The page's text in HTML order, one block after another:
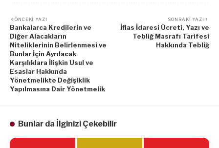
ÖNCEKI YAZI
Bankalarca Kredilerin ve
Diğer Alacakların
Niteliklerinin Belirlenmesi ve
Bunlar İçin Ayrılacak
Karşılıklara İlişkin Usul ve
Esaslar Hakkında
Yönetmelikte Değişiklik
Yapılmasına Dair Yönetmelik
SONRAKI YAZI
İflas İdaresi Ücreti, Yazı ve
Tebliğ Masrafı Tarifesi
Hakkında Tebliğ
Bunlar da İlginizi Çekebilir